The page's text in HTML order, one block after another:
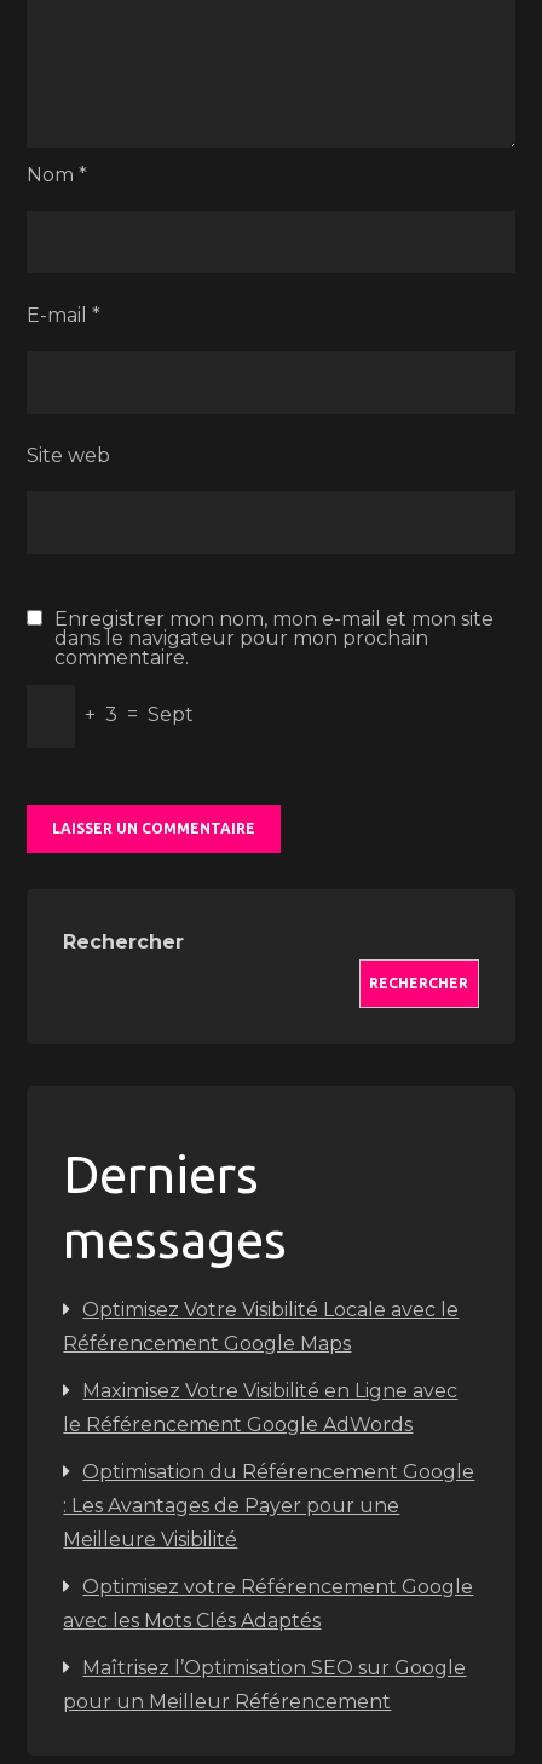
Nom*
E-mail*
Site web
Enregistrer mon nom, mon e-mail et mon site
dans le navigateur pour mon prochain
commentaire.
+ 3 = Sept
Rechercher
RECHERCHER
Derniers
messages
Optimisez Votre Visibilité Locale avec le
Référencement Google Maps
Maximisez Votre Visibilité en Ligne avec
le Référencement Google AdWords
Optimisation du Référencement Google
: Les Avantages de Payer pour une
Meilleure Visibilité
Optimisez votre Référencement Google
avec les Mots Clés Adaptés
Maîtrisez l’Optimisation SEO sur Google
pour un Meilleur Référencement